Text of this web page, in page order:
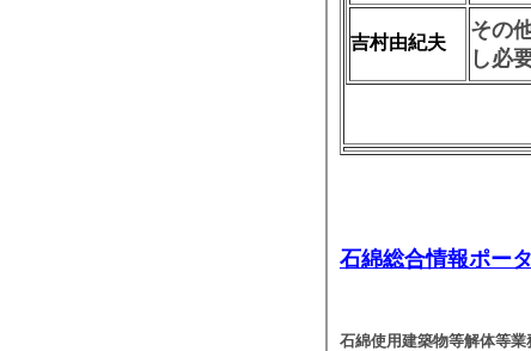
吉村由紀夫
その
し必
石綿総合情報ポー
石綿使用建築物等解体等